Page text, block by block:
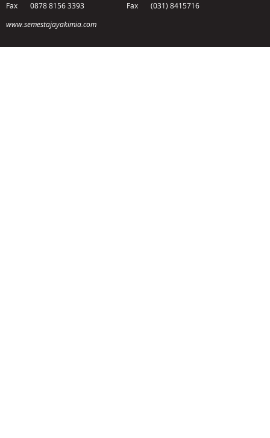
Fax 0878 8156 3393 Fax
(031) 8415716
www.semestajayakimia.com